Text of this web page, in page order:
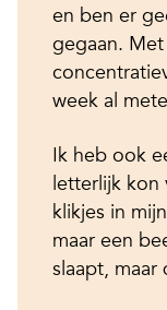
en ben er
gegaan.
week al
Ik heb ook
letterlijk
klikjes in
maar een
slaapt, maar